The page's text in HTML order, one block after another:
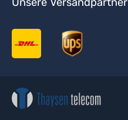
Unsere Versandpartner